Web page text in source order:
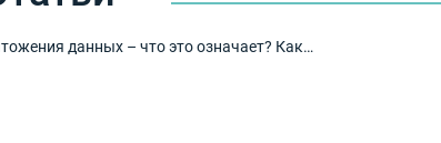
Методы уничтожения данных – что это означает? Какой из них наиболее безопасен?